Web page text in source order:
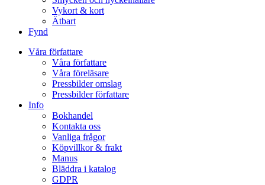
Vykort & kort
Ätbart
Fynd
Våra författare
Våra författare
Våra föreläsare
Pressbilder omslag
Pressbilder författare
Info
Bokhandel
Kontakta oss
Vanliga frågor
Köpvillkor & frakt
Manus
Bläddra i katalog
GDPR